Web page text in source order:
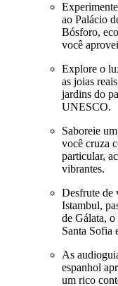
ao Palácio
Bósforo,
você
Explore o
as joias
jardins do
UNESCO.
Saboreie
você cruza
particular,
vibrantes.
Desfrute de
Istambul,
de Gálata,
Santa Sofia
As
espanhol
um rico